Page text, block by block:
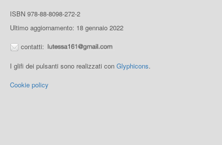
ISBN 978-88-8098-272-2
Ultimo aggiornamento: 18 gennaio 2022
contatti:
I glifi dei pulsanti sono realizzati con Glyphicons.
Cookie policy